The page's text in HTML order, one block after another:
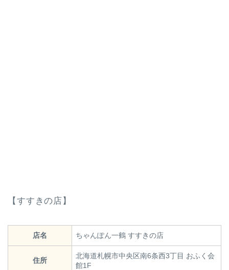
【すすきの店】
店名 ちゃんぽん一鶴 すすきの店
住所
北海道札幌市中央区南6条西3丁目 おふく会
館1F